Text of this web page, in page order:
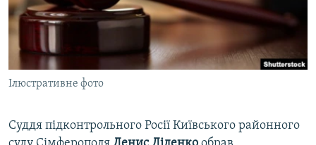
ВІДЕОУРОКИ «ELIFBE»
УКРАЇНСЬКА ПРОБЛЕМА КРИМУ
ІНФОГРАФІКА
Русский
Qırımtatar
ДОЛУЧАЙСЯ!
Ілюстративне фото
Суддя підконтрольного Росії Київського районного